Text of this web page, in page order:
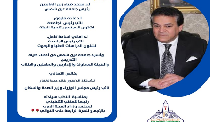
تواصل معنا
هيئة التدريس